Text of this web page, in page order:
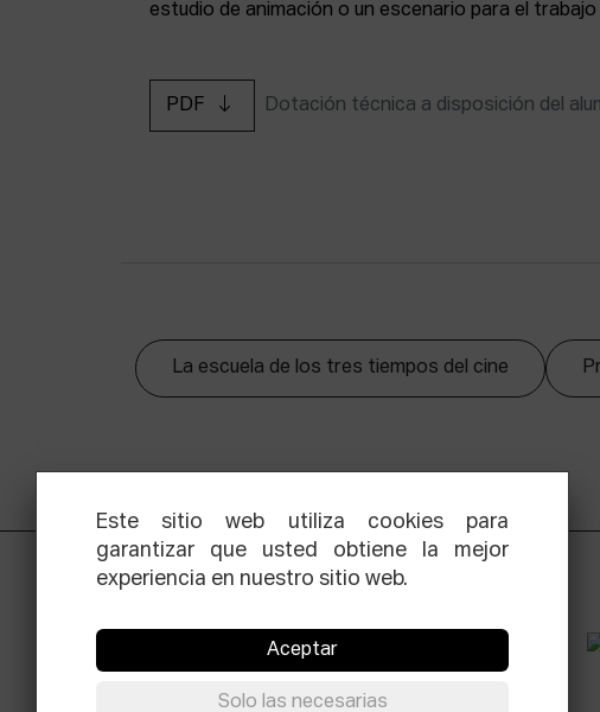
estudio de animación o un escenario para el
PDF Dotación técnica a disposición del
La escuela de los tres tiempos del cine
Este sitio web utiliza cookies para
garantizar que usted obtiene la mejor
experiencia en nuestro sitio web.
Aceptar
Solo las necesarias